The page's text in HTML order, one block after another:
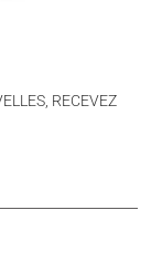
RECEVEZ